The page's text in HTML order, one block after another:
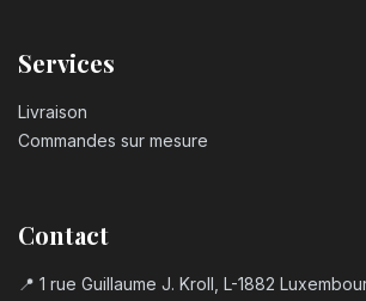
Services
Livraison
Commandes sur mesure
Contact
📍 1 rue Guillaume J. Kroll, L-1882